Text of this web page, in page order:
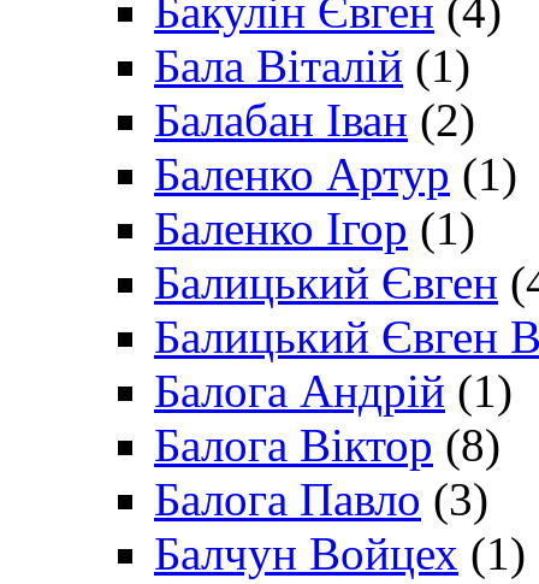
Бакулін Євген (4)
Бала Віталій (1)
Балабан Іван (2)
Баленко Артур (1)
Баленко Ігор (1)
Балицький Євген
Балицький Євген
Балога Андрій (1)
Балога Віктор (8)
Балога Павло (3)
Балчун Войцех (1)